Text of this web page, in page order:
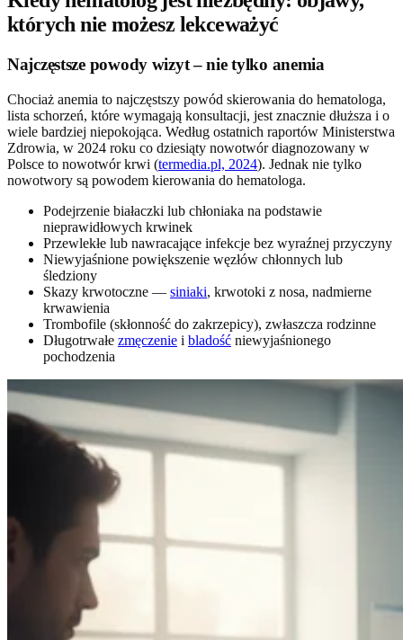
których nie możesz lekceważyć
Najczęstsze powody wizyt – nie tylko anemia
Chociaż anemia to najczęstszy powód skierowania do hematologa,
lista schorzeń, które wymagają konsultacji, jest znacznie dłuższa i o
wiele bardziej niepokojąca. Według ostatnich raportów Ministerstwa
Zdrowia, w 2024 roku co dziesiąty nowotwór diagnozowany w
Polsce to nowotwór krwi (termedia.pl, 2024). Jednak nie tylko
nowotwory są powodem kierowania do hematologa.
Podejrzenie białaczki lub chłoniaka na podstawie
nieprawidłowych krwinek
Przewlekłe lub nawracające infekcje bez wyraźnej przyczyny
Niewyjaśnione powiększenie węzłów chłonnych lub
śledziony
Skazy krwotoczne — siniaki, krwotoki z nosa, nadmierne
krwawienia
Trombofile (skłonność do zakrzepicy), zwłaszcza rodzinne
Długotrwałe zmęczenie i bladość niewyjaśnionego
pochodzenia